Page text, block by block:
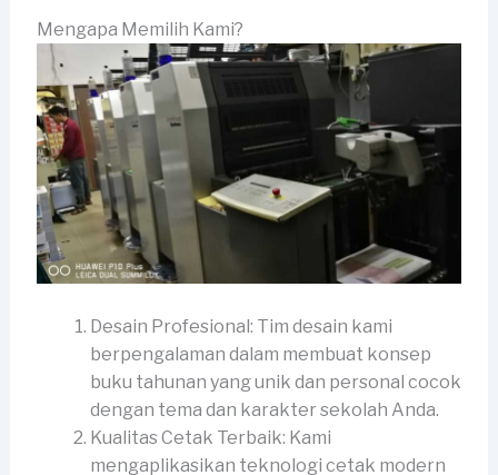
Mengapa Memilih Kami?
Desain Profesional: Tim desain kami
berpengalaman dalam membuat konsep
buku tahunan yang unik dan personal cocok
dengan tema dan karakter sekolah Anda.
Kualitas Cetak Terbaik: Kami
mengaplikasikan teknologi cetak modern